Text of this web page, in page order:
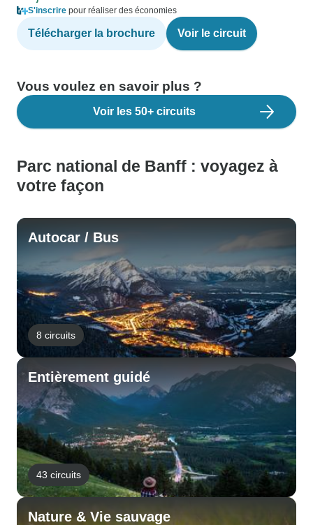
S'inscrire pour réaliser des économies
Télécharger la brochure Voir le circuit
Vous voulez en savoir plus ?
Voir les 50+ circuits
Parc national de Banff : voyagez à
votre façon
Autocar / Bus
8 circuits
Entièrement guidé
43 circuits
Nature & Vie sauvage